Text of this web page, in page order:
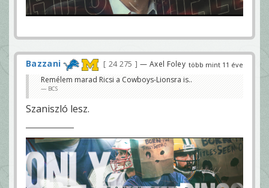
több mint 11 éve
Bazzani 24 275 — Axel Foley
Remélem marad Ricsi a Cowboys-Lionsra is..
BCS
Szaniszló lesz.